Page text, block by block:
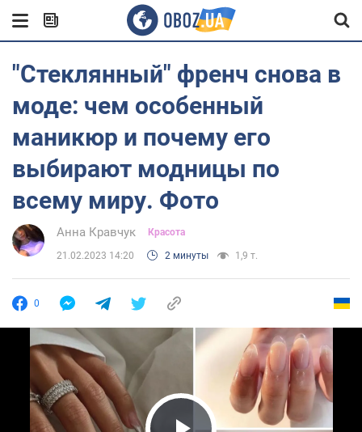
"Стеклянный" френч снова в
моде: чем особенный
маникюр и почему его
выбирают модницы по
всему миру. Фото
Анна Кравчук Красота
21.02.2023 14:20 2 минуты 1,9 т.
0